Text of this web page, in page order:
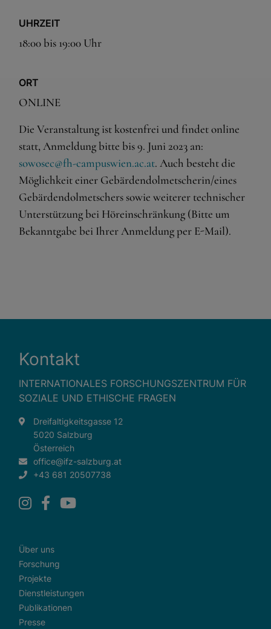
UHRZEIT
18:00 bis 19:00 Uhr
ORT
ONLINE
Die Veranstaltung ist kostenfrei und findet online
statt, Anmeldung bitte bis 9. Juni 2023 an:
sowosec@fh-campuswien.ac.at. Auch besteht die
Möglichkeit einer Gebärdendolmetscherin/eines
Gebärdendolmetschers sowie weiterer technischer
Unterstützung bei Höreinschränkung (Bitte um
Bekanntgabe bei Ihrer Anmeldung per E-Mail).
Kontakt
INTERNATIONALES FORSCHUNGSZENTRUM FÜR
SOZIALE UND ETHISCHE FRAGEN
Dreifaltigkeitsgasse 12
5020 Salzburg
Österreich
office@ifz-salzburg.at
+43 681 20507738
Über uns
Forschung
Projekte
Dienstleistungen
Publikationen
Presse
bedarf der Zugriff auf externe Inhalte keiner manuellen
Google Maps
Eingebettete Inhalte